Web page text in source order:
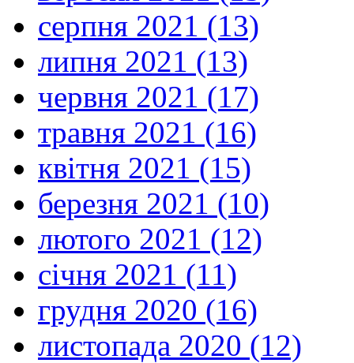
серпня 2021 (13)
липня 2021 (13)
червня 2021 (17)
травня 2021 (16)
квітня 2021 (15)
березня 2021 (10)
лютого 2021 (12)
січня 2021 (11)
грудня 2020 (16)
листопада 2020 (12)